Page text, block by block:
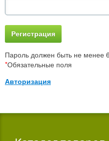
Пароль должен быть не менее
*Обязательные поля
Авторизация